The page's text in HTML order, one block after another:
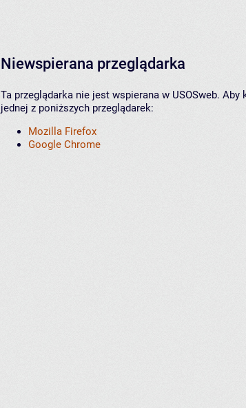
Niewspierana przeglądarka
Ta przeglądarka nie jest wspierana w USOSweb.
jednej z poniższych przeglądarek:
Mozilla Firefox
Google Chrome